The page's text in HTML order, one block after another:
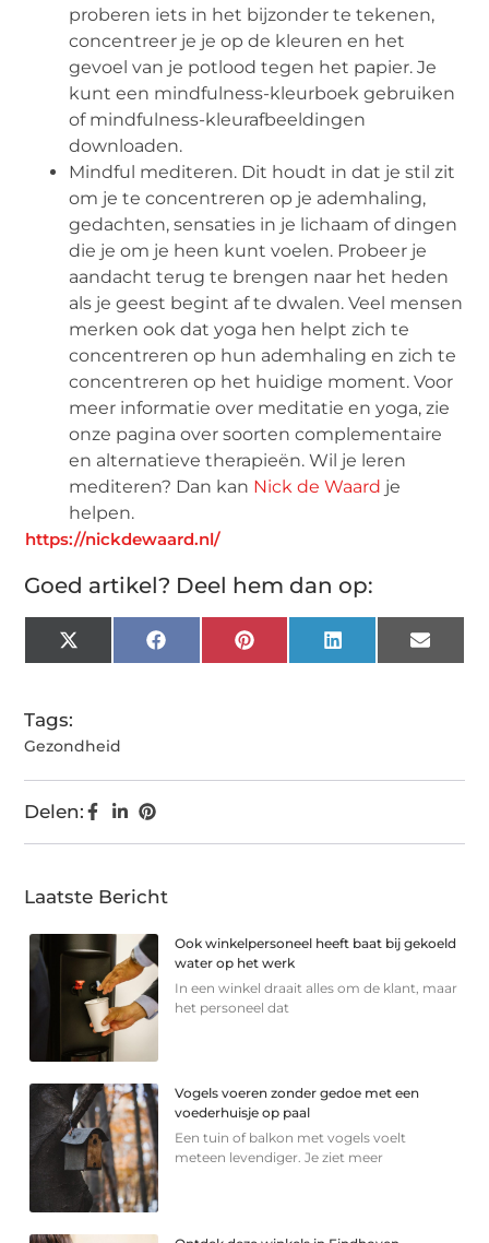
proberen iets in het bijzonder te tekenen,
concentreer je je op de kleuren en het
gevoel van je potlood tegen het papier. Je
kunt een mindfulness-kleurboek gebruiken
of mindfulness-kleurafbeeldingen
downloaden.
Mindful mediteren. Dit houdt in dat je stil zit
om je te concentreren op je ademhaling,
gedachten, sensaties in je lichaam of dingen
die je om je heen kunt voelen. Probeer je
aandacht terug te brengen naar het heden
als je geest begint af te dwalen. Veel mensen
merken ook dat yoga hen helpt zich te
concentreren op hun ademhaling en zich te
concentreren op het huidige moment. Voor
meer informatie over meditatie en yoga, zie
onze pagina over soorten complementaire
en alternatieve therapieën. Wil je leren
mediteren? Dan kan Nick de Waard je
helpen.
https://nickdewaard.nl/
Goed artikel? Deel hem dan op:
X
(Twitter)
FacebookPinterest LinkedIn Email
Tags:
Gezondheid
Delen:
Laatste Bericht
Ook winkelpersoneel heeft baat bij gekoeld
water op het werk
In een winkel draait alles om de klant, maar
het personeel dat
Vogels voeren zonder gedoe met een
voederhuisje op paal
Een tuin of balkon met vogels voelt
meteen levendiger. Je ziet meer